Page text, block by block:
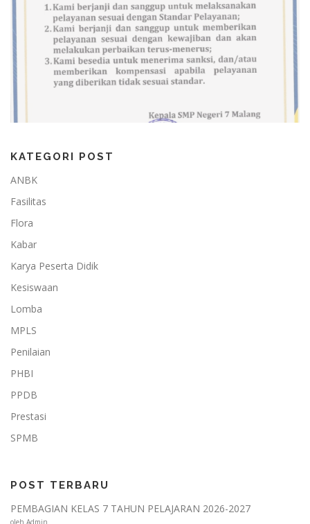
KATEGORI POST
ANBK
Fasilitas
Flora
Kabar
Karya Peserta Didik
Kesiswaan
Lomba
MPLS
Penilaian
PHBI
PPDB
Prestasi
SPMB
POST TERBARU
PEMBAGIAN KELAS 7 TAHUN PELAJARAN 2026-2027
oleh Admin